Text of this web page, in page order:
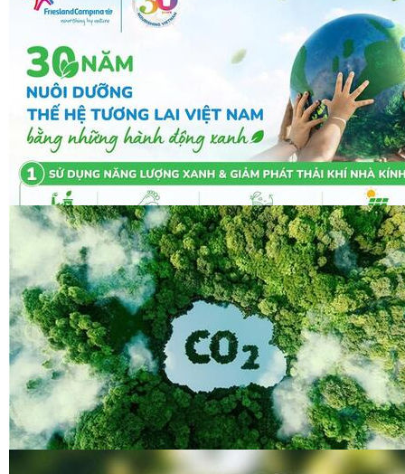
congthuong.vn (8)
congthuong.vn (8)
Spider (8)
congthuong.vn (8)
congthuong.vn (8)
congthuong.vn (8)
Spider (8)
congthuong.vn (8)
Spider (8)
congthuong.vn (8)
Spider (8)